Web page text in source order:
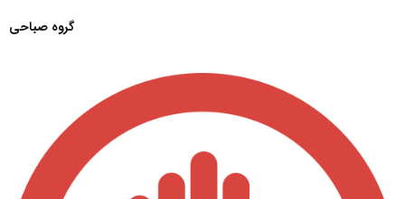
گروه صباحی